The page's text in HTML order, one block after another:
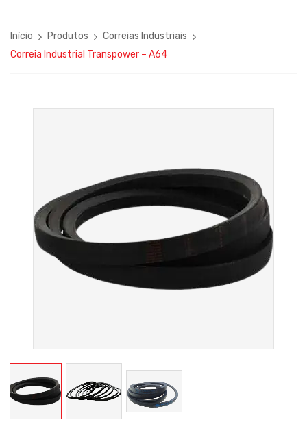
Início Produtos
Correias Industriais
Correia Industrial Transpower – A64